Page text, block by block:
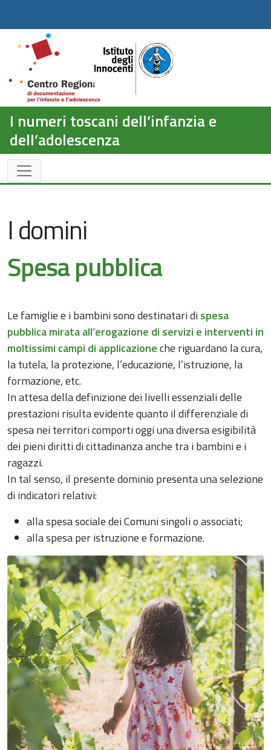
I numeri toscani dell’infanzia e
dell’adolescenza
I domini
Spesa pubblica
Le famiglie e i bambini sono destinatari dispesa
pubblica mirata all’erogazione di servizi e interventi in
moltissimi campi di applicazioneche riguardano la cura,
la tutela, la protezione, l’educazione, l’istruzione, la
formazione, etc.
In attesa della definizione dei livelli essenziali delle
prestazioni risulta evidente quanto il differenziale di
spesa nei territori comporti oggi una diversa esigibilità
dei pieni diritti di cittadinanza anche tra i bambini e i
ragazzi.
In tal senso, il presente dominio presenta una selezione
di indicatori relativi:
alla spesa sociale dei Comuni singoli o associati;
alla spesa per istruzione e formazione.